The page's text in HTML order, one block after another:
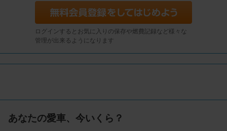
ログインするとお気に入りの保存や燃費記録など様々な
管理が出来るようになります
あなたの愛車、今いくら？